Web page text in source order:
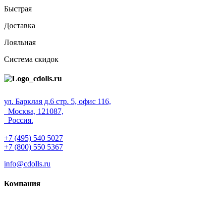
Быстрая
Доставка
Лояльная
Система скидок
ул. Барклая д.6 стр. 5, офис 116,
Москва, 121087,
Россия.
+7 (495) 540 5027
+7 (800) 550 5367
info@cdolls.ru
Компания